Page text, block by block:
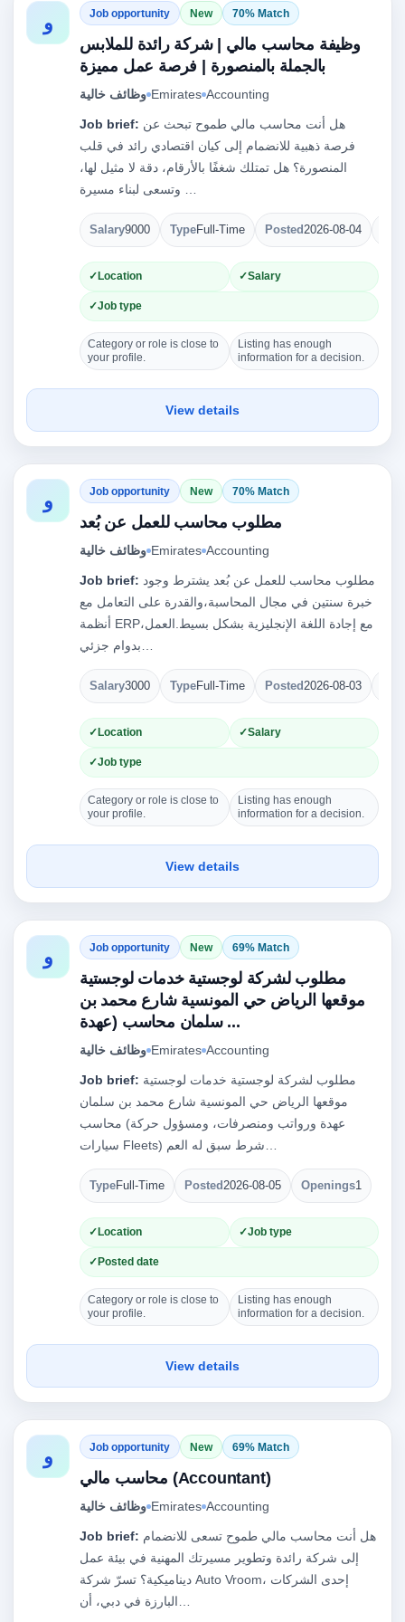
و Job opportunity New 70% Match
وظيفة محاسب مالي | شركة رائدة للملابس
بالجملة بالمنصورة | فرصة عمل مميزة
وظائف خالية Emirates Accounting
Job brief:
فرصة ذهبية للانضمام إلى كيان اقتصادي رائد في قلب
المنصورة؟ هل تمتلك شغفًا بالأرقام، دقة لا مثيل لها،
Salary9000 TypeFull-Time Posted2026-08-04
Location Salary
Job type
Category or role is close to
your profile.
Listing has enough
information for a decision.
View details
و Job opportunity New 70% Match
مطلوب محاسب للعمل عن بُعد
وظائف خالية Emirates Accounting
Job brief:
خبرة سنتين في مجال المحاسبة،والقدرة على التعامل مع
أنظمة ERP،مع إجادة اللغة الإنجليزية بشكل بسيط.العمل
Salary3000 TypeFull-Time Posted2026-08-03
Location Salary
Job type
Category or role is close to
your profile.
Listing has enough
information for a decision.
View details
و Job opportunity New 69% Match
مطلوب لشركة لوجستية خدمات لوجستية
موقعها الرياض حي المونسية شارع محمد بن
سلمان محاسب (عهدة ...
وظائف خالية Emirates Accounting
Job brief:
موقعها الرياض حي المونسية شارع محمد بن سلمان
محاسب (عهدة ورواتب ومنصرفات، ومسؤول حركة
TypeFull-Time Posted2026-08-05 Openings1
Location Job type
Posted date
Category or role is close to
your profile.
Listing has enough
information for a decision.
View details
و Job opportunity New 69% Match
محاسب مالي (Accountant)
وظائف خالية Emirates Accounting
Job brief:
إلى شركة رائدة وتطوير مسيرتك المهنية في بيئة عمل
ديناميكية؟ تسرّ شركة Auto Vroom، إحدى الشركات